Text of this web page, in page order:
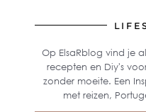
Op ElsaRblog vind je
recepten en Diy's
zonder moeite. Een
met reizen,